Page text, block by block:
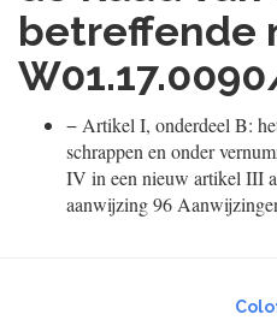
betreffende
− Artikel I, onderdeel B:
schrappen en onder
IV in een nieuw artikel III
aanwijzing 96